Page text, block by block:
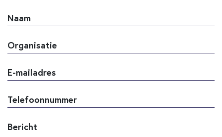
subscribe
Naam
Organisatie
E-mailadres
Telefoonnummer
Bericht